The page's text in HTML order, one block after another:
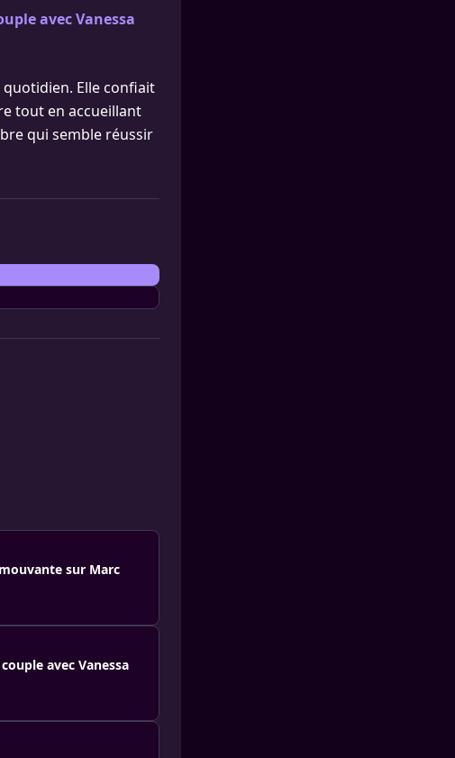
avec Vanessa
quotidien. Elle confiait
tout en accueillant
qui semble réussir
sur Marc
avec Vanessa